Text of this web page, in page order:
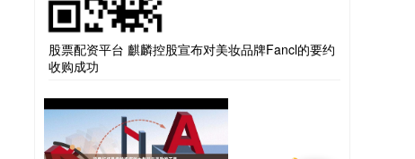
股票配资平台 麒麟控股宣布对美妆品牌Fancl的要约
收购成功